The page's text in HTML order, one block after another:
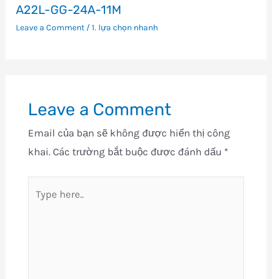
A22L-GG-24A-11M
Leave a Comment /1. lựa chọn nhanh
Leave a Comment
Email của bạn sẽ không được hiển thị công
khai. Các trường bắt buộc được đánh dấu *
here..